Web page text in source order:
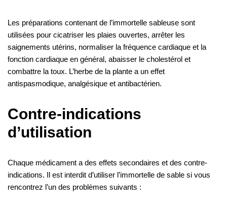
Les préparations contenant de l’immortelle sableuse sont
utilisées pour cicatriser les plaies ouvertes, arrêter les
saignements utérins, normaliser la fréquence cardiaque et la
fonction cardiaque en général, abaisser le cholestérol et
combattre la toux. L’herbe de la plante a un effet
antispasmodique, analgésique et antibactérien.
Contre-indications
d’utilisation
Chaque médicament a des effets secondaires et des contre-
indications. Il est interdit d’utiliser l’immortelle de sable si vous
rencontrez l’un des problèmes suivants :